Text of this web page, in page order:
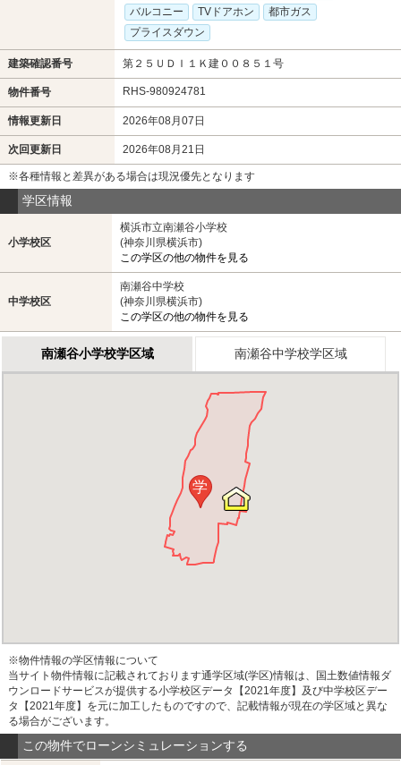
バルコニー
TVドアホン
都市ガス
プライスダウン
建築確認番号 第２５ＵＤＩ１Ｋ建００８５１号
物件番号 RHS-980924781
情報更新日 2026年08月07日
次回更新日 2026年08月21日
※各種情報と差異がある場合は現況優先となります
学区情報
小学校区
横浜市立南瀬谷小学校
(神奈川県横浜市)
この学区の他の物件を見る
中学校区
南瀬谷中学校
(神奈川県横浜市)
この学区の他の物件を見る
南瀬谷小学校学区域 南瀬谷中学校学区域
学
※物件情報の学区情報について
当サイト物件情報に記載されております通学区域(学区)情報は、国土数値情報ダ
ウンロードサービスが提供する小学校区データ【2021年度】及び中学校区デー
タ【2021年度】を元に加工したものですので、記載情報が現在の学区域と異な
る場合がございます。
この物件でローンシミュレーションする